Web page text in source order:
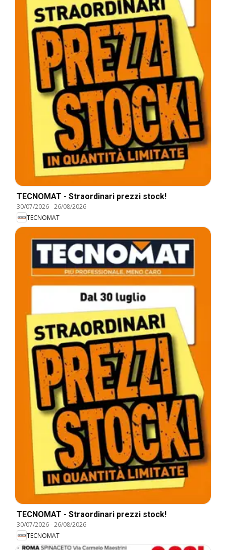
TECNOMAT - Straordinari prezzi stock!
30/07/2026-26/08/2026
TECNOMAT
TECNOMAT - Straordinari prezzi stock!
30/07/2026-26/08/2026
TECNOMAT